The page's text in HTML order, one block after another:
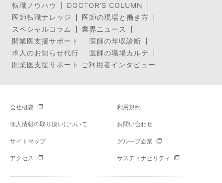
転職ノウハウ
DOCTOR’S COLUMN
医師転職ナレッジ
医師の現場と働き方
スペシャルコラム
業界ニュース
開業医支援サポート
医師の年収診断
求人のお知らせ代行
医師の職場カルテ
開業医支援サポート ご利用者インタビュー
会社概要 利用規約
個人情報の取り扱いについて お問い合わせ
サイトマップ グループ企業
アクセス サスティナビリティ